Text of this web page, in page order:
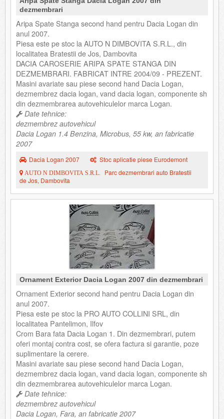
dezmembrari
Aripa Spate Stanga second hand pentru Dacia Logan din
anul 2007.
Piesa este pe stoc la AUTO N DIMBOVITA S.R.L., din
localitatea Bratestii de Jos, Dambovita
DACIA CAROSERIE ARIPA SPATE STANGA DIN
DEZMEMBRARI. FABRICAT INTRE 2004/09 - PREZENT.
Masini avariate sau piese second hand Dacia Logan,
dezmembrez dacia logan, vand dacia logan, componente sh
din dezmembrarea autovehiculelor marca Logan.
Date tehnice:
dezmembrez autovehicul
Dacia Logan 1.4 Benzina, Microbus, 55 kw, an fabricatie
2007
Dacia Logan 2007 Stoc aplicatie piese Eurodemont
AUTO N DIMBOVITA S.R.L.
Parc dezmembrari auto Bratestii
de Jos, Dambovita
Ornament Exterior Dacia Logan 2007 din dezmembrari
Ornament Exterior second hand pentru Dacia Logan din
anul 2007.
Piesa este pe stoc la PRO AUTO COLLINI SRL, din
localitatea Pantelimon, Ilfov
Crom Bara fata Dacia Logan 1. Din dezmembrari, putem
oferi montaj contra cost, se ofera factura si garantie, poze
suplimentare la cerere.
Masini avariate sau piese second hand Dacia Logan,
dezmembrez dacia logan, vand dacia logan, componente sh
din dezmembrarea autovehiculelor marca Logan.
Date tehnice:
dezmembrez autovehicul
Dacia Logan, Fara, an fabricatie 2007